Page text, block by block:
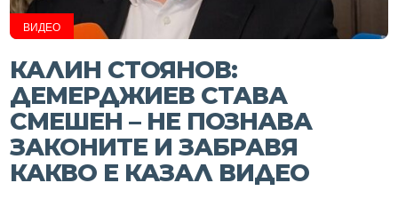
ВИДЕО
КАЛИН СТОЯНОВ:
ДЕМЕРДЖИЕВ СТАВА
СМЕШЕН – НЕ ПОЗНАВА
ЗАКОНИТЕ И ЗАБРАВЯ
КАКВО Е КАЗАЛ ВИДЕО